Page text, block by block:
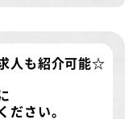
人 も紹介可能☆
ださい。